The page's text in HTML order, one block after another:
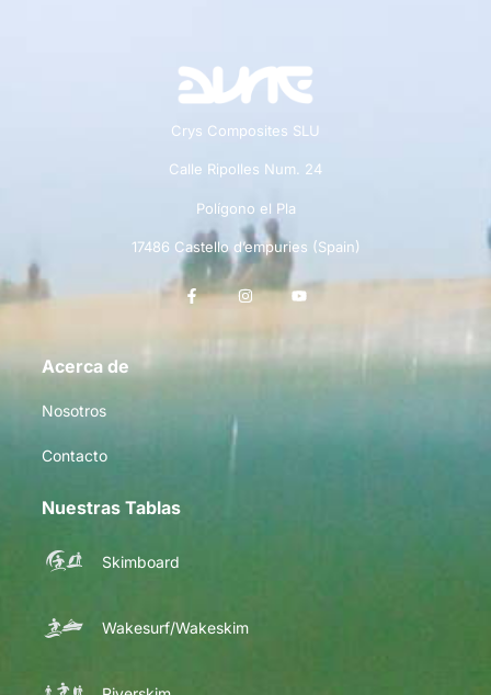
Crys Composites SLU
Calle Ripolles Num. 24
Polígono el Pla
17486 Castello d’empuries (Spain)
Acerca de
Nosotros
Contacto
Nuestras Tablas
Skimboard
Wakesurf/Wakeskim